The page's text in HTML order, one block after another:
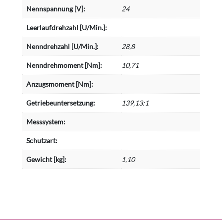
Nennspannung [V]: 24
Leerlaufdrehzahl [U/Min.]:
Nenndrehzahl [U/Min.]: 28,8
Nenndrehmoment [Nm]: 10,71
Anzugsmoment [Nm]:
Getriebeuntersetzung: 139,13:1
Messsystem:
Schutzart:
Gewicht [kg]: 1,10